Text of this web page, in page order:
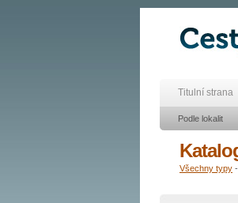
Titulní strana
Podle lokalit
Všechny typy